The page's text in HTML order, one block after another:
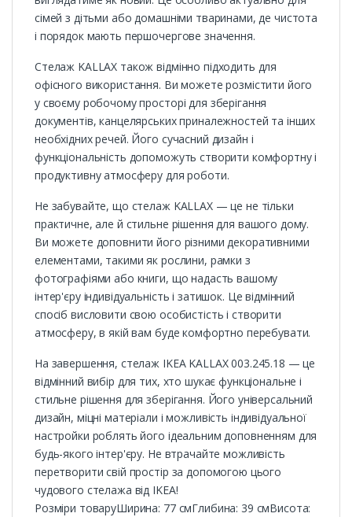
сімей з дітьми або домашніми тваринами, де чистота
і порядок мають першочергове значення.
Стелаж KALLAX також відмінно підходить для
офісного використання. Ви можете розмістити його
у своєму робочому просторі для зберігання
документів, канцелярських приналежностей та інших
необхідних речей. Його сучасний дизайн і
функціональність допоможуть створити комфортну і
продуктивну атмосферу для роботи.
Не забувайте, що стелаж KALLAX — це не тільки
практичне, але й стильне рішення для вашого дому.
Ви можете доповнити його різними декоративними
елементами, такими як рослини, рамки з
фотографіями або книги, що надасть вашому
інтер'єру індивідуальність і затишок. Це відмінний
спосіб висловити свою особистість і створити
атмосферу, в якій вам буде комфортно перебувати.
На завершення, стелаж IKEA KALLAX 003.245.18 — це
відмінний вибір для тих, хто шукає функціональне і
стильне рішення для зберігання. Його універсальний
дизайн, міцні матеріали і можливість індивідуальної
настройки роблять його ідеальним доповненням для
будь-якого інтер'єру. Не втрачайте можливість
перетворити свій простір за допомогою цього
чудового стелажа від IKEA!
Розміри товаруШирина: 77 смГлибина: 39 смВисота: